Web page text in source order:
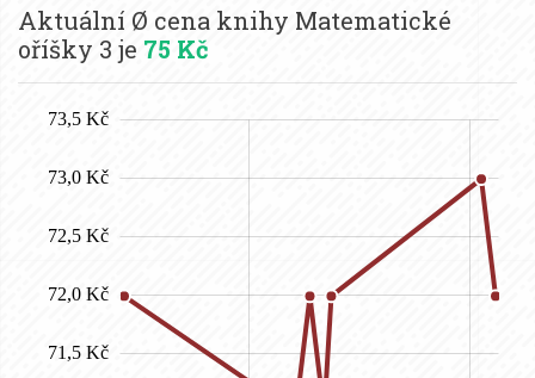
Aktuální Ø cena knihy Matematické
oříšky 3 je 75 Kč